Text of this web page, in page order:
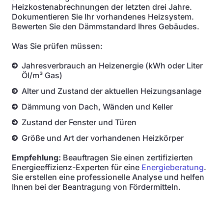
Heizkostenabrechnungen der letzten drei Jahre.
Dokumentieren Sie Ihr vorhandenes Heizsystem.
Bewerten Sie den Dämmstandard Ihres Gebäudes.
Was Sie prüfen müssen:
Jahresverbrauch an Heizenergie (kWh oder Liter
Öl/m³ Gas)
Alter und Zustand der aktuellen Heizungsanlage
Dämmung von Dach, Wänden und Keller
Zustand der Fenster und Türen
Größe und Art der vorhandenen Heizkörper
Empfehlung: Beauftragen Sie einen zertifizierten
Energieeffizienz-Experten für eine Energieberatung.
Sie erstellen eine professionelle Analyse und helfen
Ihnen bei der Beantragung von Fördermitteln.